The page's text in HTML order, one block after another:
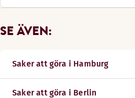
SE ÄVEN:
Saker att göra i Hamburg
Saker att göra i Berlin